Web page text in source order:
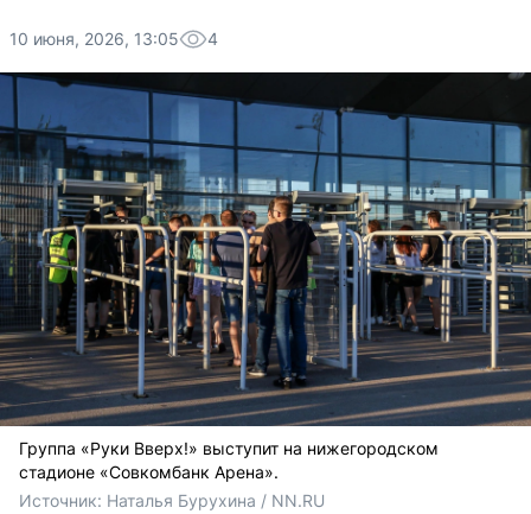
10 июня, 2026, 13:05 4
Группа «Руки Вверх!» выступит на нижегородском
стадионе «Совкомбанк Арена».
Источник: Наталья Бурухина / NN.RU